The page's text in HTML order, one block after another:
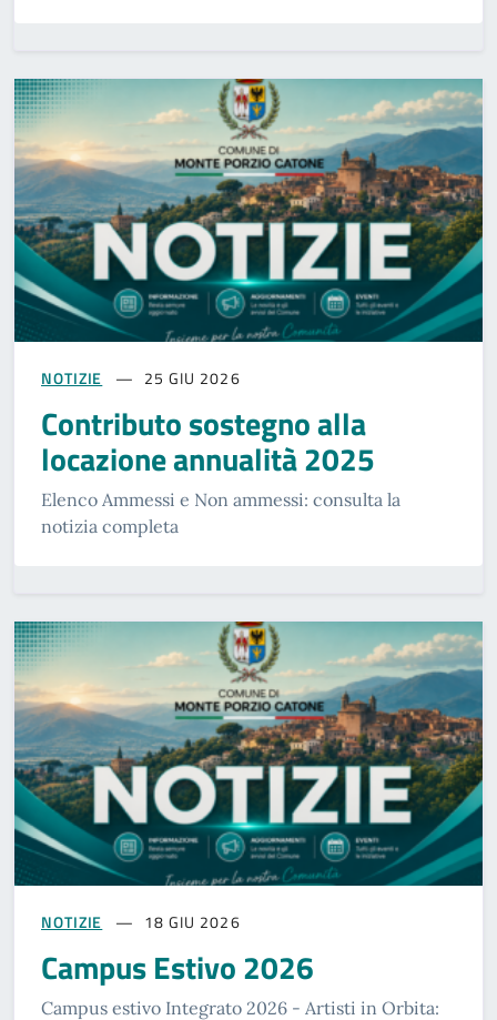
NOTIZIE 25 GIU 2026
Contributo sostegno alla
locazione annualità 2025
Elenco Ammessi e Non ammessi: consulta la
notizia completa
NOTIZIE 18 GIU 2026
Campus Estivo 2026
Campus estivo Integrato 2026 - Artisti in Orbita: